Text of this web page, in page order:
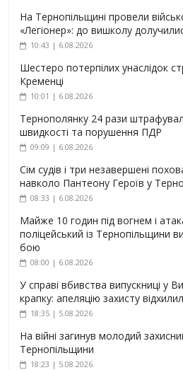
На Тернопільщині провели
«Легіонер»: до вишколу
10:43 | 6.08.2026
Шестеро потерпілих унаслідок
Кременці
10:01 | 6.08.2026
Тернополянку 24 рази
швидкості та порушення ПДР
09:09 | 6.08.2026
Сім судів і три незавершені
навколо Пантеону Героїв у
08:33 | 6.08.2026
Майже 10 годин під вогнем і
поліцейський із Тернопільщини
бою
08:00 | 6.08.2026
У справі вбивства випускниці у
крапку: апеляцію захисту
18:35 | 5.08.2026
На війні загинув молодий
Тернопільщини
18:23 | 5.08.2026